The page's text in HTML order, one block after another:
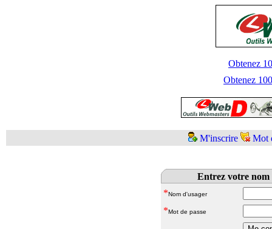
Obtenez
Obtenez
M'inscrire Mot
Entrez votre nom
*Nom d'usager
*Mot de passe